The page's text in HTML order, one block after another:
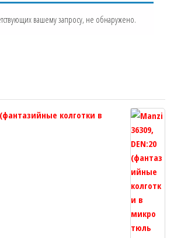
вашему запросу, не обнаружено.
колготки в